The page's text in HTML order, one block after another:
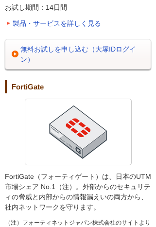
お試し期間：14日間
製品・サービスを詳しく見る
無料お試しを申し込む（大塚IDログイ
ン）
FortiGate
FortiGate（フォーティゲート）は、日本のUTM
市場シェア No.1（注）。外部からのセキュリテ
ィの脅威と内部からの情報漏えいの両方から、
社内ネットワークを守ります。
（注）フォーティネットジャパン株式会社のサイトより